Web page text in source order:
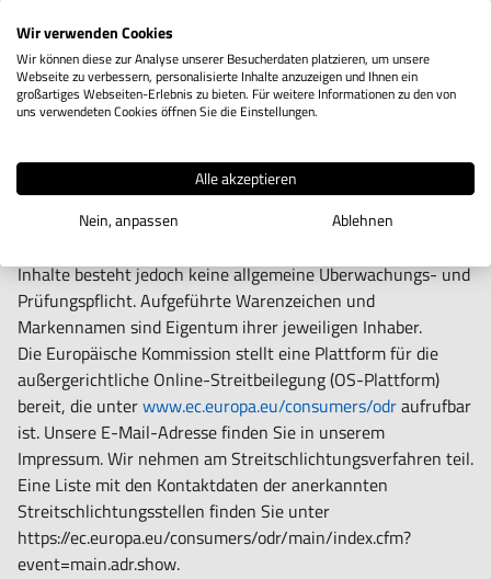
Die Inhalte unserer Webseite werden mit größter Sorgfalt
erstellt. Dennoch kann keine Garantie für Aktualität und
Vollständigkeit übernommen werden.
übernimmt der Seitenbetreiber keine Verantwortung, da es
sich dabei um keine eigenen Inhalte handelt. Externe Links
wurden auf rechtswidrige Inhalte überprüft, zum jeweiligen
Inhalte besteht jedoch keine allgemeine Überwachungs- und
Prüfungspflicht. Aufgeführte Warenzeichen und
Markennamen sind Eigentum ihrer jeweiligen Inhaber.
Die Europäische Kommission stellt eine Plattform für die
außergerichtliche Online-Streitbeilegung (OS-Plattform)
bereit, die unterwww.ec.europa.eu/consumers/odraufrufbar
ist. Unsere E-Mail-Adresse finden Sie in unserem
Impressum. Wir nehmen am Streitschlichtungsverfahren teil.
Eine Liste mit den Kontaktdaten der anerkannten
Streitschlichtungsstellen finden Sie unter
https://ec.europa.eu/consumers/odr/main/index.cfm?
event=main.adr.show.
Wir verwenden Cookies
Wir können diese zur Analyse unserer Besucherdaten platzieren, um unsere
Webseite zu verbessern, personalisierte Inhalte anzuzeigen und Ihnen ein
großartiges Webseiten-Erlebnis zu bieten. Für weitere Informationen zu den von
uns verwendeten Cookies öffnen Sie die Einstellungen.
Alle akzeptieren
Nein, anpassen
Ablehnen